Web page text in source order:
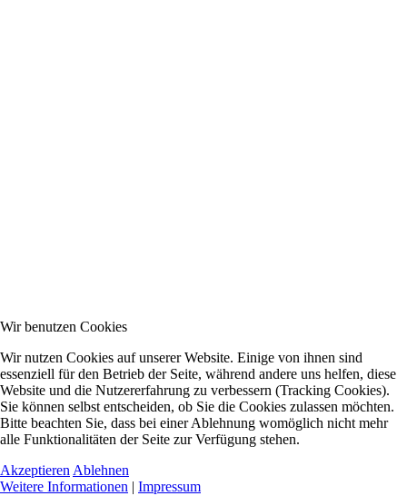
Wir benutzen Cookies
Wir nutzen Cookies auf unserer Website. Einige von ihnen sind
essenziell für den Betrieb der Seite, während andere uns helfen, diese
Website und die Nutzererfahrung zu verbessern (Tracking Cookies).
Sie können selbst entscheiden, ob Sie die Cookies zulassen möchten.
Bitte beachten Sie, dass bei einer Ablehnung womöglich nicht mehr
alle Funktionalitäten der Seite zur Verfügung stehen.
Akzeptieren Ablehnen
Weitere Informationen | Impressum